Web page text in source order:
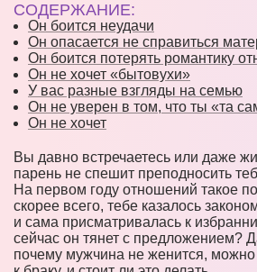
СОДЕРЖАНИЕ:
Он боится неудачи
Он опасается не справиться
Он боится потерять романтику
Он не хочет «бытовухи»
У вас разные взгляды на семью
Он не уверен в том, что ты «та
Он не хочет
Вы давно встречаетесь или даже
парень не спешит преподносить
На первом году отношений такое
скорее всего, тебе казалось
и сама присматривалась к
сейчас он тянет с предложением?
почему мужчина не женится, можно